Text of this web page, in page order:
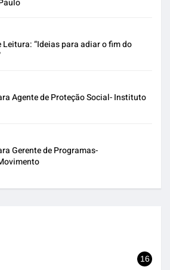
Leitura: “Ideias para adiar o fim do
Agente de Proteção Social- Instituto
Gerente de Programas-
16